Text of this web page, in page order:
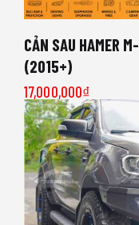
CẢN SAU HAMER
(2015+)
17,000,000₫